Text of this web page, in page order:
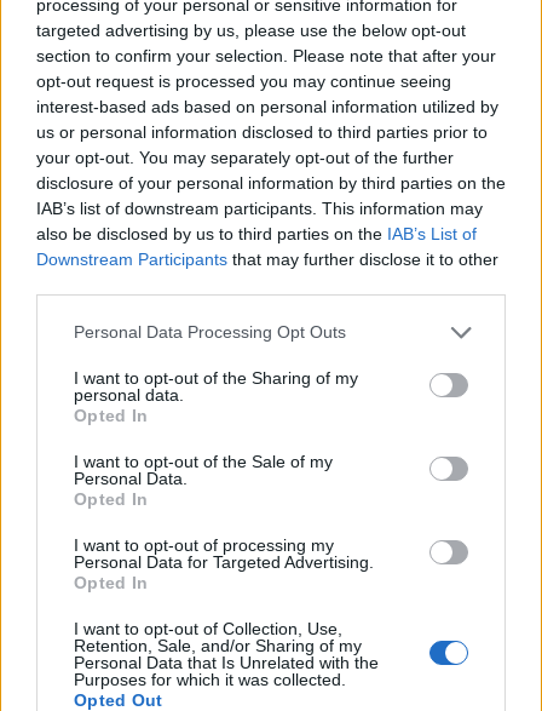
processing of your personal or sensitive information for
targeted advertising by us, please use the below opt-out
section to confirm your selection. Please note that after your
opt-out request is processed you may continue seeing
interest-based ads based on personal information utilized by
us or personal information disclosed to third parties prior to
your opt-out. You may separately opt-out of the further
disclosure of your personal information by third parties on the
IAB’s list of downstream participants. This information may
also be disclosed by us to third parties on the IAB’s List of
Downstream Participants that may further disclose it to other
Personal Data Processing Opt Outs
I want to opt-out of the Sharing of my
personal data.
Opted In
I want to opt-out of the Sale of my
Personal Data.
Opted In
I want to opt-out of processing my
Personal Data for Targeted Advertising.
Opted In
I want to opt-out of Collection, Use,
Retention, Sale, and/or Sharing of my
Personal Data that Is Unrelated with the
Purposes for which it was collected.
Opted Out
Jinecko
Fotogralerie: Den otevřených dveří
u 13. dělostřeleckého pluku “Jaselského”
redakce 12. 6. 2024
JINCE - Vojenský útvar 13. dělostřelecký pluk “Jaselský” uspořádal Den
otevřených dveří – Dětský den 5. června ve vojenském areálu v Jincích.
Tato akce...
Dělostřelci si připomněli 79. výročí konce
druhé světové války nástupem a pietními
akty...